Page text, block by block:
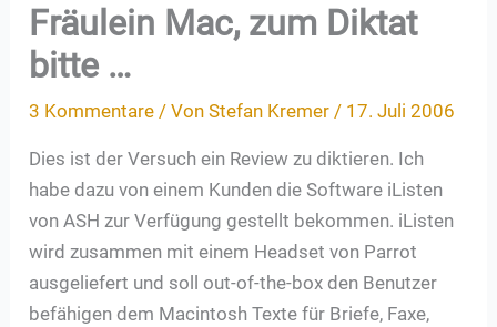
Fräulein Mac, zum Diktat
bitte …
3 Kommentare / VonStefan Kremer / 17. Juli 2006
Dies ist der Versuch ein Review zu diktieren. Ich
habe dazu von einem Kunden die Software iListen
von ASH zur Verfügung gestellt bekommen. iListen
wird zusammen mit einem Headset von Parrot
ausgeliefert und soll out-of-the-box den Benutzer
befähigen dem Macintosh Texte für Briefe, Faxe,